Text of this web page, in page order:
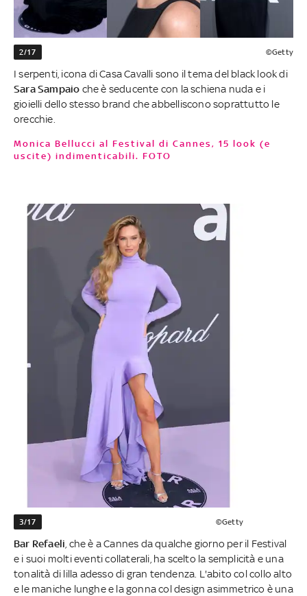
2/17 ©Getty
I serpenti, icona di Casa Cavalli sono il tema del black look di
Sara Sampaio che è seducente con la schiena nuda e i
gioielli dello stesso brand che abbelliscono soprattutto le
orecchie.
Monica Bellucci al Festival di Cannes, 15 look (e
uscite) indimenticabili. FOTO
3/17 ©Getty
Bar Refaeli , che è a Cannes da qualche giorno per il Festival
e i suoi molti eventi collaterali, ha scelto la semplicità e una
tonalità di lilla adesso di gran tendenza. L'abito col collo alto
e le maniche lunghe e la gonna col design asimmetrico è una